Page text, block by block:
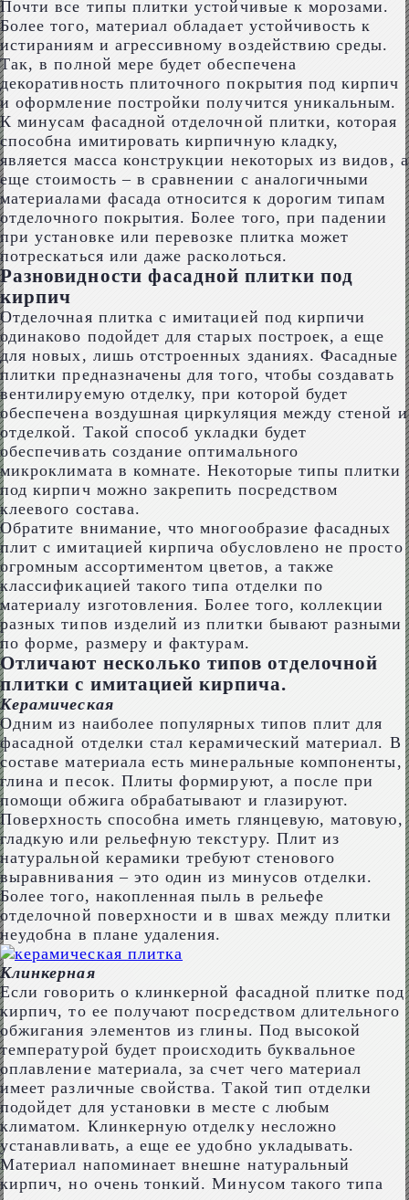
Почти все типы плитки устойчивые к морозами.
Более того, материал обладает устойчивость к
истираниям и агрессивному воздействию среды.
Так, в полной мере будет обеспечена
декоративность плиточного покрытия под кирпич
и оформление постройки получится уникальным.
К минусам фасадной отделочной плитки, которая
способна имитировать кирпичную кладку,
является масса конструкции некоторых из видов, а
еще стоимость – в сравнении с аналогичными
материалами фасада относится к дорогим типам
отделочного покрытия. Более того, при падении
при установке или перевозке плитка может
потрескаться или даже расколоться.
Разновидности фасадной плитки под
кирпич
Отделочная плитка с имитацией под кирпичи
одинаково подойдет для старых построек, а еще
для новых, лишь отстроенных зданиях. Фасадные
плитки предназначены для того, чтобы создавать
вентилируемую отделку, при которой будет
обеспечена воздушная циркуляция между стеной и
отделкой. Такой способ укладки будет
обеспечивать создание оптимального
микроклимата в комнате. Некоторые типы плитки
под кирпич можно закрепить посредством
клеевого состава.
Обратите внимание, что многообразие фасадных
плит с имитацией кирпича обусловлено не просто
огромным ассортиментом цветов, а также
классификацией такого типа отделки по
материалу изготовления. Более того, коллекции
разных типов изделий из плитки бывают разными
по форме, размеру и фактурам.
Отличают несколько типов отделочной
плитки с имитацией кирпича.
Керамическая
Одним из наиболее популярных типов плит для
фасадной отделки стал керамический материал. В
составе материала есть минеральные компоненты,
глина и песок. Плиты формируют, а после при
помощи обжига обрабатывают и глазируют.
Поверхность способна иметь глянцевую, матовую,
гладкую или рельефную текстуру. Плит из
натуральной керамики требуют стенового
выравнивания – это один из минусов отделки.
Более того, накопленная пыль в рельефе
отделочной поверхности и в швах между плитки
неудобна в плане удаления.
Клинкерная
Если говорить о клинкерной фасадной плитке под
кирпич, то ее получают посредством длительного
обжигания элементов из глины. Под высокой
температурой будет происходить буквальное
оплавление материала, за счет чего материал
имеет различные свойства. Такой тип отделки
подойдет для установки в месте с любым
климатом. Клинкерную отделку несложно
устанавливать, а еще ее удобно укладывать.
Материал напоминает внешне натуральный
кирпич, но очень тонкий. Минусом такого типа